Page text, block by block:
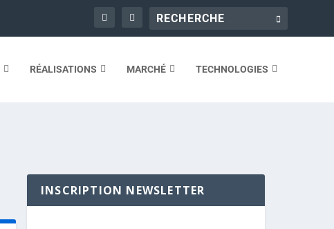
RÉALISATIONS MARCHÉ TECHNOLOGIES
INSCRIPTION NEWSLETTER